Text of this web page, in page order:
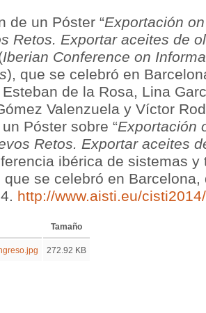
de un Póster “Exportación
Retos. Exportar aceites de
Iberian Conference on
), que se celebró en
de la Rosa, Lina
Valenzuela y Víctor
Póster sobre “Exportación
Retos. Exportar aceites
ibérica de sistemas
que se celebró en Barcelona,
http://www.aisti.eu/cisti2014/
Tamaño
272.92 KB